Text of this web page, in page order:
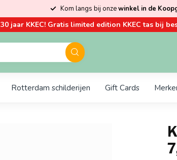
Kom langs bij onzewinkel in de
30 jaar KKEC! Gratis limited edition KKEC tas bij
Rotterdam schilderijen Gift Cards